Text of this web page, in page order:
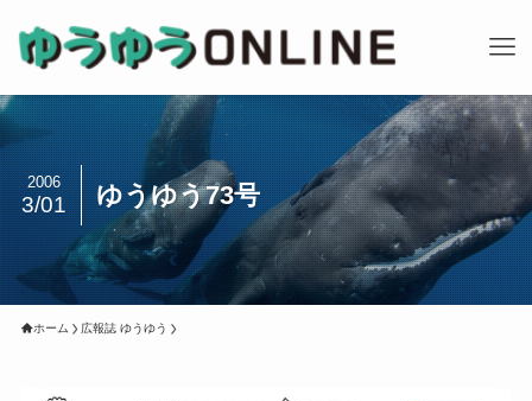
ゆうゆう73号
2006
3/01
ホーム 広報誌 ゆうゆう